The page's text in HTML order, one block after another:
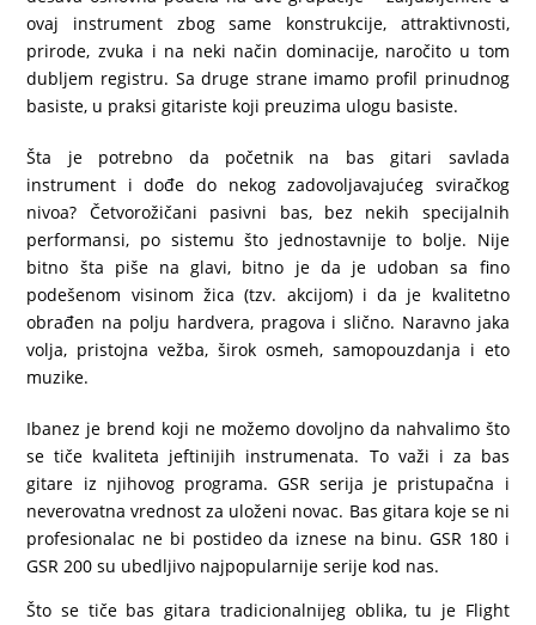
ovaj instrument zbog same konstrukcije, attraktivnosti,
prirode, zvuka i na neki način dominacije, naročito u tom
dubljem registru. Sa druge strane imamo profil prinudnog
basiste, u praksi gitariste koji preuzima ulogu basiste.
Šta je potrebno da početnik na bas gitari savlada
instrument i dođe do nekog zadovoljavajućeg sviračkog
nivoa? Četvorožičani pasivni bas, bez nekih specijalnih
performansi, po sistemu što jednostavnije to bolje. Nije
bitno šta piše na glavi, bitno je da je udoban sa fino
podešenom visinom žica (tzv. akcijom) i da je kvalitetno
obrađen na polju hardvera, pragova i slično. Naravno jaka
volja, pristojna vežba, širok osmeh, samopouzdanja i eto
muzike.
Ibanez je brend koji ne možemo dovoljno da nahvalimo što
se tiče kvaliteta jeftinijih instrumenata. To važi i za bas
gitare iz njihovog programa. GSR serija je pristupačna i
neverovatna vrednost za uloženi novac. Bas gitara koje se ni
profesionalac ne bi postideo da iznese na binu. GSR 180 i
GSR 200 su ubedljivo najpopularnije serije kod nas.
Što se tiče bas gitara tradicionalnijeg oblika, tu je Flight